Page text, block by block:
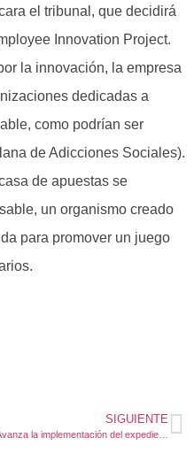
el tribunal, que decidirá
Innovation Project.
la innovación, la empresa
dedicadas a
como podrían ser
de Adicciones Sociales).
de apuestas se
un organismo creado
para promover un juego
SIGUIENTE
Avanza la implementación del expediente electrónico